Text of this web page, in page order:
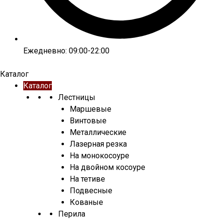
Ежедневно: 09:00-22:00
Каталог
Каталог
Лестницы
Маршевые
Винтовые
Металлические
Лазерная резка
На монокосоуре
На двойном косоуре
На тетиве
Подвесные
Кованые
Перила